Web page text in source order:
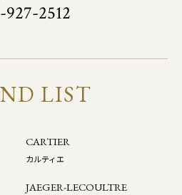
927-2512
LIST
CARTIER
カルティエ
JAEGER-LECOULTRE